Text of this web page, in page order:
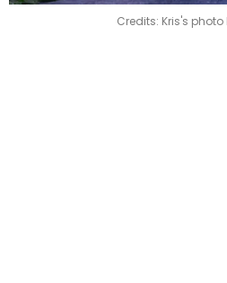
Credits: Kris's